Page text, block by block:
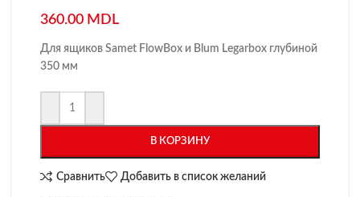
360.00 MDL
Для ящиков Samet FlowBox и Blum Legarbox глубиной
350 мм
В КОРЗИНУ
Сравнить Добавить в список желаний